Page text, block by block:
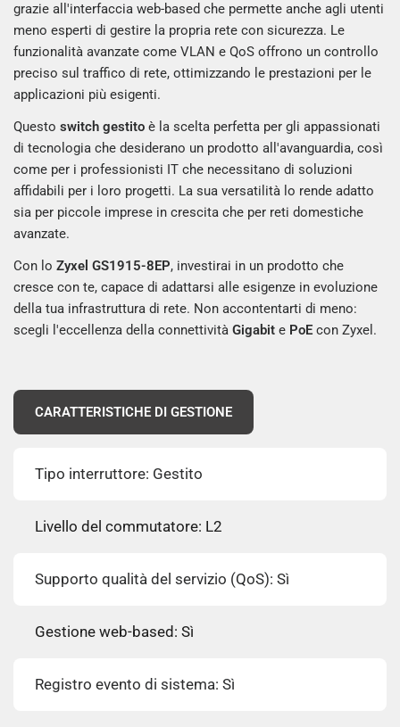
grazie all'interfaccia web-based che permette anche agli utenti
meno esperti di gestire la propria rete con sicurezza. Le
funzionalità avanzate come VLAN e QoS offrono un controllo
preciso sul traffico di rete, ottimizzando le prestazioni per le
applicazioni più esigenti.
Questoswitch gestito è la scelta perfetta per gli appassionati
di tecnologia che desiderano un prodotto all'avanguardia, così
come per i professionisti IT che necessitano di soluzioni
affidabili per i loro progetti. La sua versatilità lo rende adatto
sia per piccole imprese in crescita che per reti domestiche
avanzate.
Con loZyxel GS1915-8EP, investirai in un prodotto che
cresce con te, capace di adattarsi alle esigenze in evoluzione
della tua infrastruttura di rete. Non accontentarti di meno:
scegli l'eccellenza della connettivitàGigabit e PoE con Zyxel.
CARATTERISTICHE DI GESTIONE
Tipo interruttore: Gestito
Livello del commutatore: L2
Supporto qualità del servizio (QoS): Sì
Gestione web-based: Sì
Registro evento di sistema: Sì